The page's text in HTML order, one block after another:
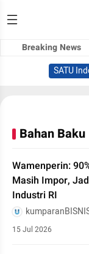
Breaking News
SATU
Bahan Baku
Wamenperin:
Masih Impor,
Industri RI
15 Jul 2026